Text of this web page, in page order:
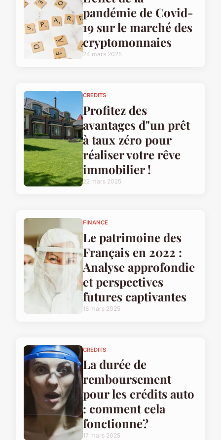
pandémie de Covid-
19 sur le marché des
cryptomonnaies
24 mars 2025
CREDITS
Profitez des
avantages d"un prêt
à taux zéro pour
réaliser votre rêve
immobilier !
22 mars 2025
FINANCE
Le patrimoine des
Français en 2022 :
Analyse approfondie
et perspectives
futures captivantes
18 mars 2025
CREDITS
La durée de
remboursement
pour les crédits auto
: comment cela
fonctionne?
17 mars 2025